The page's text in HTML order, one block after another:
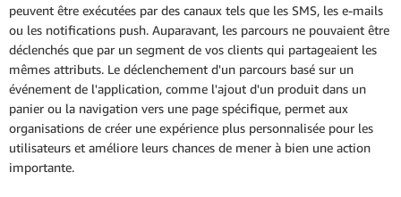
peuvent être exécutées par des canaux tels que les SMS, les e-mails
ou les notifications push. Auparavant, les parcours ne pouvaient être
déclenchés que par un segment de vos clients qui partageaient les
mêmes attributs. Le déclenchement d'un parcours basé sur un
événement de l'application, comme l'ajout d'un produit dans un
panier ou la navigation vers une page spécifique, permet aux
organisations de créer une expérience plus personnalisée pour les
utilisateurs et améliore leurs chances de mener à bien une action
importante.